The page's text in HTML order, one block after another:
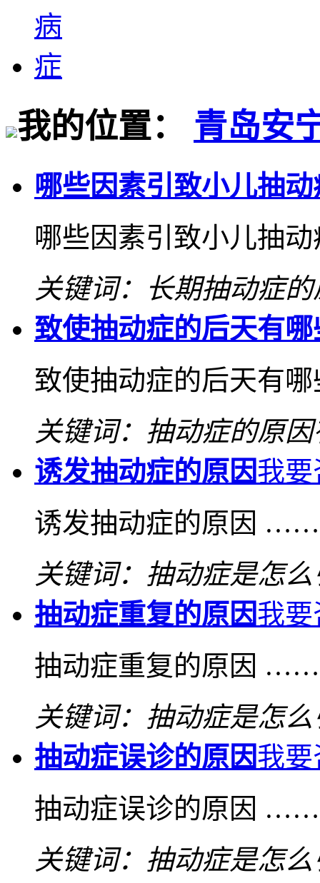
我的位置： 青岛安
哪些因素引致小儿抽动
哪些因素引致小儿抽
关键词：长期抽动症
致使抽动症的后天有
致使抽动症的后天有
关键词：抽动症的原
诱发抽动症的原因我要
诱发抽动症的原因
关键词：抽动症是怎
抽动症重复的原因我要
抽动症重复的原因
关键词：抽动症是怎
抽动症误诊的原因我要
抽动症误诊的原因
关键词：抽动症是怎